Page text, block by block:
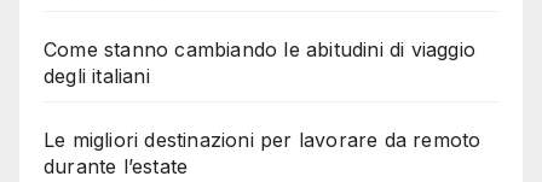
Come stanno cambiando le abitudini di viaggio
degli italiani
Le migliori destinazioni per lavorare da remoto
durante l’estate